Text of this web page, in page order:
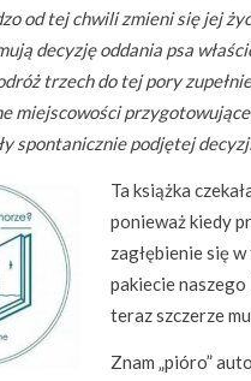
od tej chwili zmieni się jej
decyzję oddania psa
trzech do tej pory
miejscowości
spontanicznie podjętej
Ta książka
ponieważ kiedy
zagłębienie się
pakiecie
teraz szczerze
Znam „pióro”